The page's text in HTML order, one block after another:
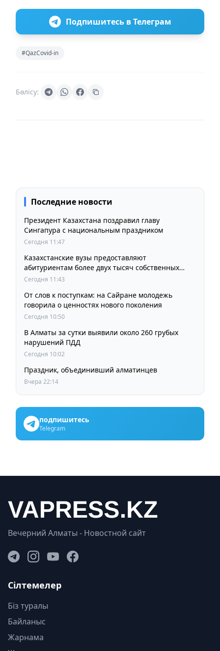
Подпишитесь в Телеграм
#QazCovid-in
Бөлісу:
Последние новости
Президент Казахстана поздравил главу
Сингапура с национальным праздником
Сегодня 11:47
Казахстанские вузы предоставляют
абитуриентам более двух тысяч собственных
образовательных грантов
Сегодня 11:43
От слов к поступкам: на Сайране молодежь
говорила о ценностях нового поколения
Сегодня 10:50
В Алматы за сутки выявили около 260 грубых
нарушений ПДД
Сегодня 10:02
Праздник, объединивший алматинцев
Вчера 22:14
подпишитесь
Telegram
Вечерний Алматы - Новостной сайт
Сілтемелер
Біз туралы
Байланыс
Жарнама